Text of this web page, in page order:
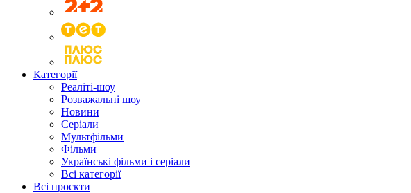
Категорії
Реаліті-шоу
Розважальні шоу
Новини
Серіали
Мультфільми
Фільми
Українські фільми і серіали
Всі категорії
Всі проєкти